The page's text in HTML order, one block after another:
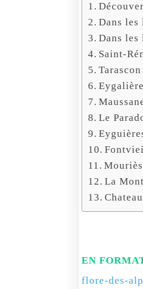
Dans les
Dans
Saint-
Le
Mouriès
La
EN
flore-des-